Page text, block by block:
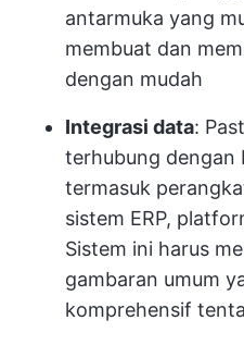
antarmuka yang
membuat dan
dengan mudah
Integrasi data:
terhubung dengan
termasuk
sistem ERP,
Sistem ini harus
gambaran umum
komprehensif